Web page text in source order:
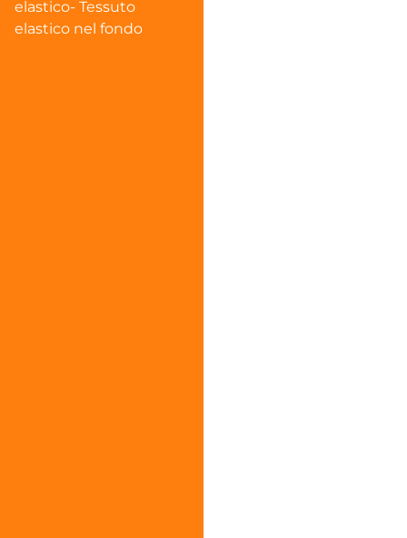
elastico- Tessuto
elastico nel fondo